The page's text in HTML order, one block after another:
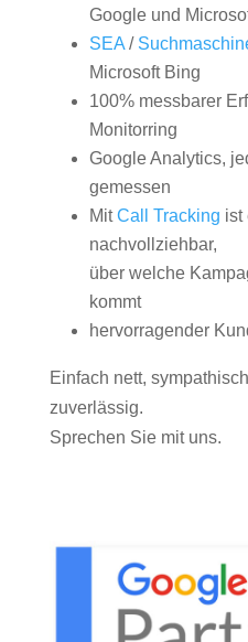
Google und
SEA/
Microsoft Bing
100% messbarer
Monitorring
Google Analytics,
gemessen
MitCall Tracking ist
nachvollziehbar,
über welche
kommt
hervorragender
Einfach nett,
zuverlässig.
Sprechen Sie mit uns.